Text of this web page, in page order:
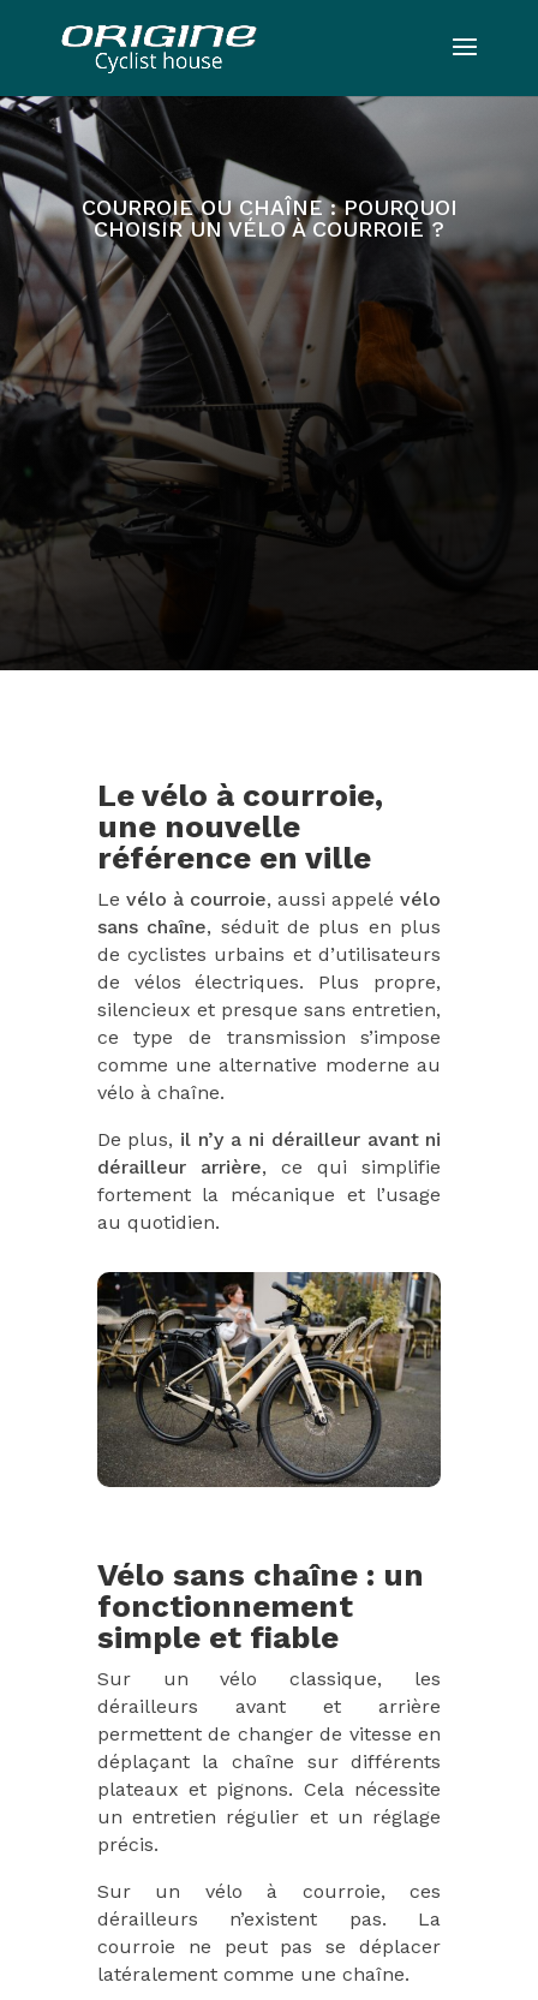
COURROIE OU CHAÎNE : POURQUOI
CHOISIR UN VÉLO À COURROIE ?
Le vélo à courroie,
une nouvelle
référence en ville
Le vélo à courroie, aussi appelévélo
sans chaîne, séduit de plus en plus
de cyclistes urbains et d’utilisateurs
de vélos électriques. Plus propre,
silencieux et presque sans entretien,
ce type de transmission s’impose
comme une alternative moderne au
vélo à chaîne.
De plus, il n’y a ni dérailleur avant ni
dérailleur arrière, ce qui simplifie
fortement la mécanique et l’usage
au quotidien.
Vélo sans chaîne : un
fonctionnement
simple et fiable
Sur un vélo classique, les
dérailleurs avant et arrière
permettent de changer de vitesse en
déplaçant la chaîne sur différents
plateaux et pignons. Cela nécessite
un entretien régulier et un réglage
précis.
Sur un vélo à courroie, ces
dérailleurs n’existent pas. La
courroie ne peut pas se déplacer
latéralement comme une chaîne.